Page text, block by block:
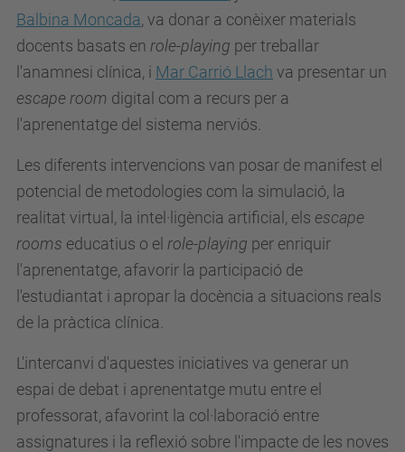
Balbina Moncada, va donar a conèixer materials
docents basats en role-playing per treballar
l'anamnesi clínica, i Mar Carrió Llach va presentar un
escape room digital com a recurs per a
l'aprenentatge del sistema nerviós.
Les diferents intervencions van posar de manifest el
potencial de metodologies com la simulació, la
realitat virtual, la intel·ligència artificial, els escape
rooms educatius o el role-playing per enriquir
l'aprenentatge, afavorir la participació de
l'estudiantat i apropar la docència a situacions reals
de la pràctica clínica.
L'intercanvi d'aquestes iniciatives va generar un
espai de debat i aprenentatge mutu entre el
professorat, afavorint la col·laboració entre
assignatures i la reflexió sobre l'impacte de les noves